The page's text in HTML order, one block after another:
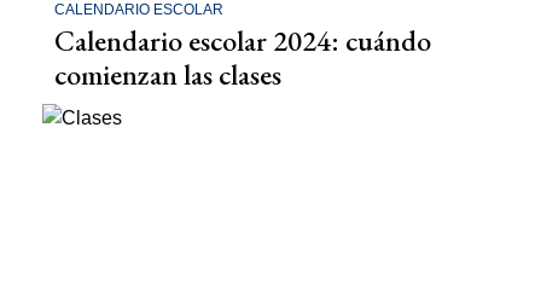
CALENDARIO ESCOLAR
Calendario escolar 2024: cuándo
comienzan las clases